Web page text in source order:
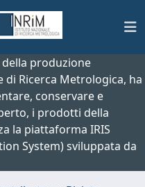
della produzione
di Ricerca Metrologica, ha
conservare e
i prodotti della
la piattaforma IRIS
System) sviluppata da